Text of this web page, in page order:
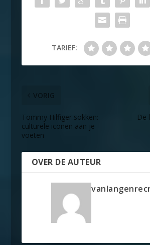
TARIEF:
VORIG
Tommy Hilfiger sokken:
culturele iconen aan je
voeten
De
OVER DE AUTEUR